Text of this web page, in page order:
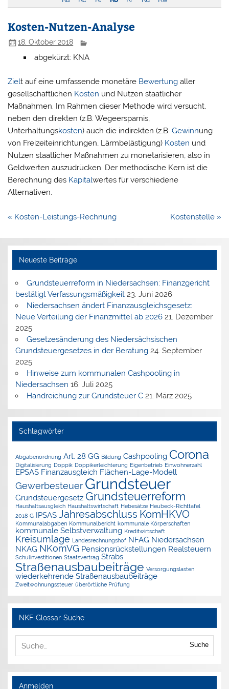
Kosten-Nutzen-Analyse
18. Oktober 2018
abgekürzt: KNA
Zielt auf eine umfassende monetäre Bewertung aller
gesellschaftlichen Kosten und Nutzen staatlicher
Maßnahmen. Im Rahmen dieser Methode wird versucht,
neben den direkten (z.B. Wegeersparnis,
Unterhaltungskosten) auch die indirekten (z.B.Gewinnung
von Freizeiteinrichtungen, Lärmbelästigung) Kosten und
Nutzen staatlicher Maßnahmen zu monetarisieren, also in
Geldwerten auszudrücken. Der methodische Kern ist die
Berechnung des Kapitalwertes für verschiedene
Alternativen.
Beitragsnavigation
« Kosten-Leistungs-Rechnung Kostenstelle »
Neueste Beiträge
Grundsteuerreform in Niedersachsen: Finanzgericht
bestätigt Verfassungsmäßigkeit 23. Juni 2026
Niedersachsen ändert Finanzausgleichsgesetz:
Neue Verteilung der Finanzmittel ab 2026 21. Dezember
2025
Gesetzesänderung des Niedersächsischen
Grundsteuergesetzes in der Beratung 24. September
2025
Hinweise zum kommunalen Cashpooling in
Niedersachsen 16. Juli 2025
Handreichung zur Grundsteuer C 21. März 2025
Schlagwörter
Abgabenordnung Art. 28 GG Bildung Cashpooling Corona
Digitalisierung Doppik Doppikerleichterung Eigenbetrieb Einwohnerzahl
EPSAS Finanzausgleich Flächen-Lage-Modell
Gewerbesteuer Grundsteuer
Grundsteuergesetz Grundsteuerreform
Haushaltsausgleich Haushaltswirtschaft Hebesätze Heubeck-Richttafel
2018 G IPSAS Jahresabschluss KomHKVO
Kommunalabgaben Kommunalbericht kommunale Körperschaften
kommunale Selbstverwaltung Kreditwirtschaft
Kreisumlage Landesrechnungshof NFAG Niedersachsen
NKAG NKomVG Pensionsrückstellungen Realsteuern
Schulinvestitionen Staatsvertrag Strabs
Straßenausbaubeiträge Versorgungslasten
wiederkehrende Straßenausbaubeiträge
Zweitwohnungssteuer überörtliche Prüfung
NKF-Glossar-Suche
Suche
Anmelden